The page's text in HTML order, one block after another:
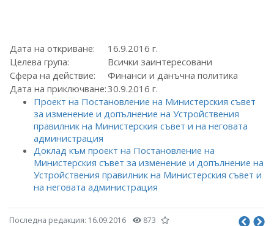
Дата на откриване:
16.9.2016 г.
Целева група:
Всички заинтересовани
Сфера на действие:
Финанси и данъчна политика
Дата на приключване:30.9.2016 г.
Проект на Постановление на Министерския съвет
за изменение и допълнение на Устройствения
правилник на Министерския съвет и на неговата
администрация
Доклад към проект на Постановление на
Министерския съвет за изменение и допълнение на
Устройствения правилник на Министерския съвет и
на неговата администрация
Последна редакция: 16.09.2016 873